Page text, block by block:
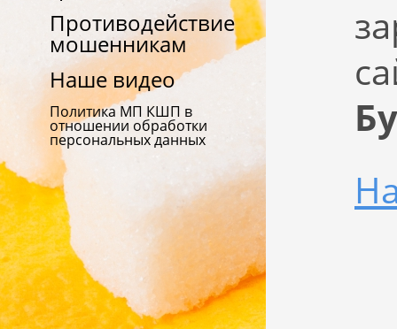
Противодействие
мошенникам
Наше видео
Политика МП КШП в
отношении обработки
персональных данных